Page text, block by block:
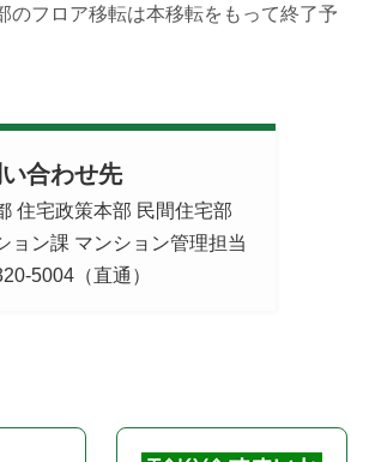
のフロア移転は本移転をもって終了予
合わせ先
住宅政策本部 民間住宅部
ョン課 マンション管理担当
5004（直通）